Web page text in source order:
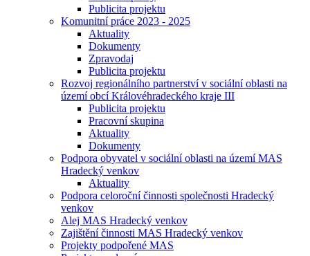
Publicita projektu
Komunitní práce 2023 - 2025
Aktuality
Dokumenty
Zpravodaj
Publicita projektu
Rozvoj regionálního partnerství v sociální oblasti na
území obcí Královéhradeckého kraje III
Publicita projektu
Pracovní skupina
Aktuality
Dokumenty
Podpora obyvatel v sociální oblasti na území MAS
Hradecký venkov
Aktuality
Podpora celoroční činnosti společnosti Hradecký
venkov
Alej MAS Hradecký venkov
Zajištění činnosti MAS Hradecký venkov
Projekty podpořené MAS